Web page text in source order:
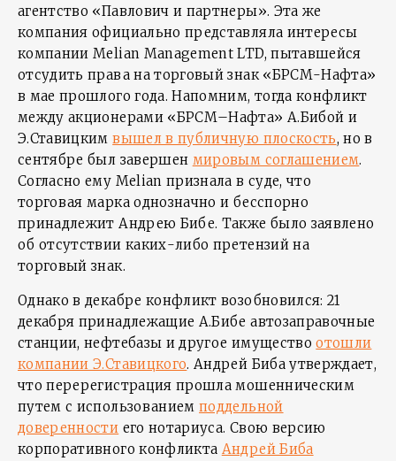
агентство «Павлович и партнеры». Эта же
компания официально представляла интересы
компании Melian Management LTD, пытавшейся
отсудить права на торговый знак «БРСМ-Нафта»
в мае прошлого года. Напомним, тогда конфликт
между акционерами «БРСМ–Нафта» А.Бибой и
Э.Ставицкимвышел в публичную плоскость, но в
сентябре был завершен мировым соглашением.
Согласно ему Melian признала в суде, что
торговая марка однозначно и бесспорно
принадлежит Андрею Бибе. Также было заявлено
об отсутствии каких-либо претензий на
торговый знак.
Однако в декабре конфликт возобновился: 21
декабря принадлежащие А.Бибе автозаправочные
станции, нефтебазы и другое имуществоотошли
компании Э.Ставицкого. Андрей Биба утверждает,
что перерегистрация прошла мошенническим
путем с использованиемподдельной
доверенности его нотариуса. Свою версию
корпоративного конфликта Андрей Биба